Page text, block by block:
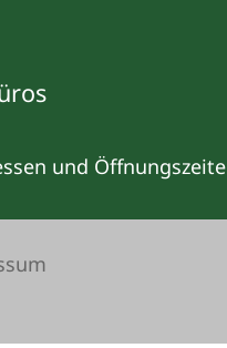
und